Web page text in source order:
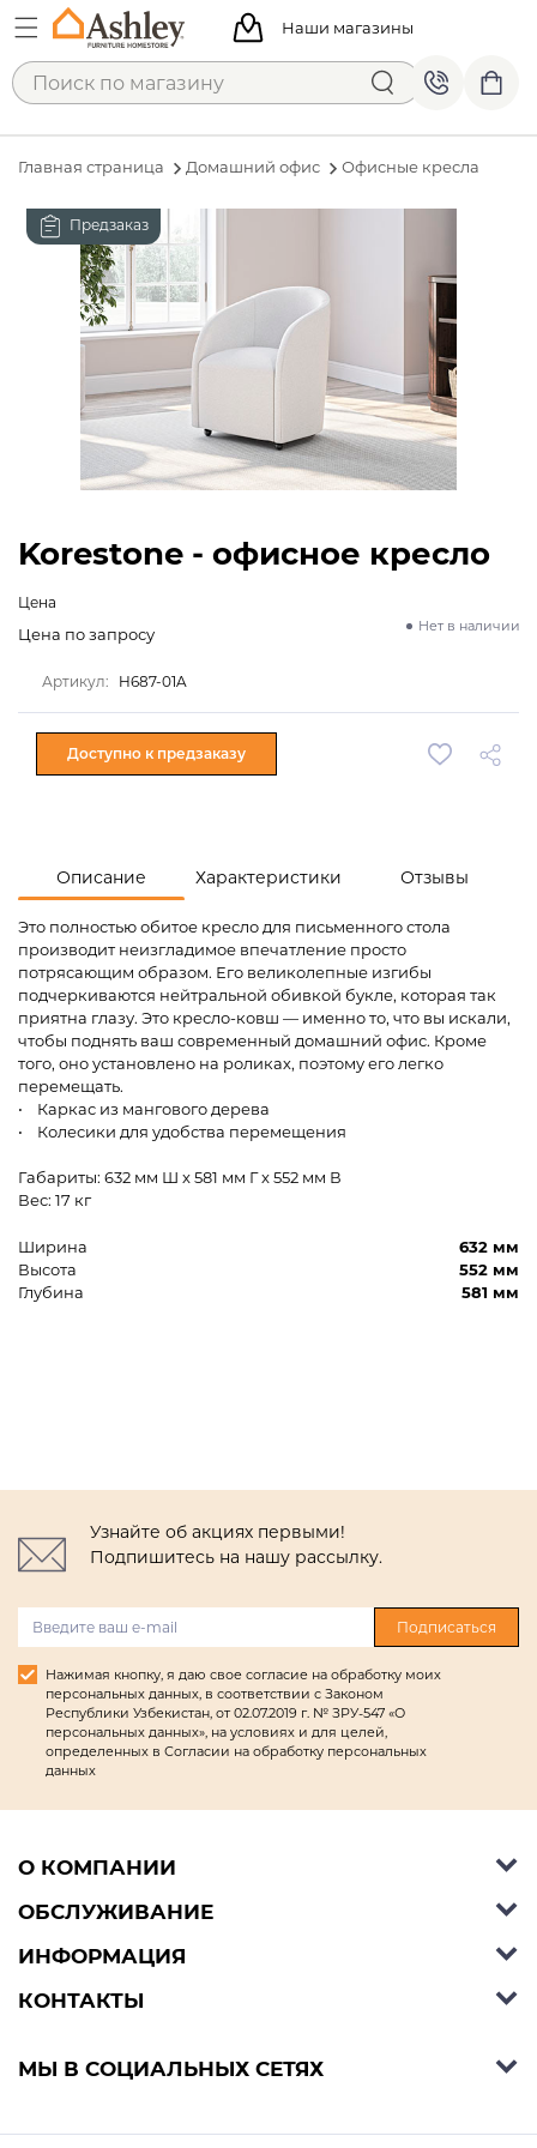
Наши магазины
Главная страница Домашний офис Офисные кресла
Предзаказ
Описание Характеристики Отзывы
Это полностью обитое кресло для письменного стола
производит неизгладимое впечатление просто
потрясающим образом. Его великолепные изгибы
подчеркиваются нейтральной обивкой букле, которая так
приятна глазу. Это кресло-ковш — именно то, что вы искали,
чтобы поднять ваш современный домашний офис. Кроме
того, оно установлено на роликах, поэтому его легко
перемещать.
• Каркас из мангового дерева
• Колесики для удобства перемещения
Габариты: 632 мм Ш x 581 мм Г x 552 мм В
Вес: 17 кг
Ширина
632 мм
Высота
552 мм
Глубина
581 мм
Korestone - офисное кресло
Цена
Нет в наличии
Цена по запросу
Артикул: H687-01A
Доступно к предзаказу
Узнайте об акциях первыми!
Подпишитесь на нашу рассылку.
Подписаться
Нажимая кнопку, я даю свое согласие на обработку моих
персональных данных, в соответствии с Законом
Республики Узбекистан, от 02.07.2019 г. № ЗРУ-547 «О
персональных данных», на условиях и для целей,
определенных в Согласии на обработку персональных
данных
О КОМПАНИИ
Об Ashley Furniture HomeStore
Контакты
ОБСЛУЖИВАНИЕ
Справочный центр
Способы оплаты
Оплата в рассрочку
ИНФОРМАЦИЯ
Блог
Политика конфиденциальности
КОНТАКТЫ
Телефон: +998 77 494 09 99
МЫ В СОЦИАЛЬНЫХ СЕТЯХ